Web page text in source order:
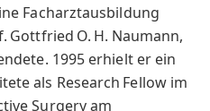
Facharztausbildung
O. H. Naumann,
1995 erhielt er ein
als Research Fellow im
Surgery am